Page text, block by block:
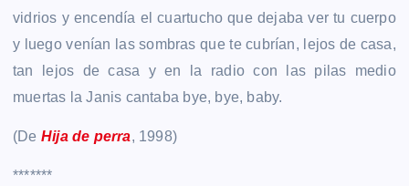
vidrios y encendía el cuartucho que dejaba ver tu cuerpo
y luego venían las sombras que te cubrían, lejos de casa,
tan lejos de casa y en la radio con las pilas medio
muertas la Janis cantaba bye, bye, baby.
(De Hija de perra, 1998)
*******